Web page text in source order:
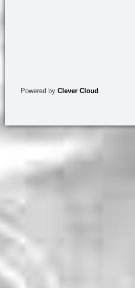
Powered by Clever Cloud